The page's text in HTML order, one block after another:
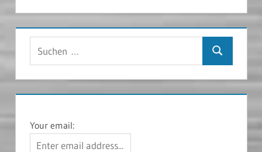
Suchen
Your email: